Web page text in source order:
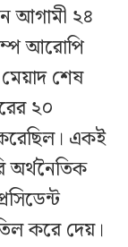
আগামী ২৪
আরোপি
শেষ
২০
একই
অর্থনৈতিক
করে দেয়।